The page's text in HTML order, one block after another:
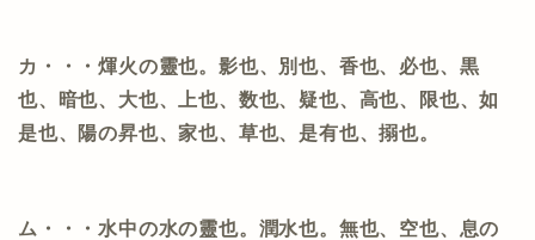
カ・・・煇火の靈也。影也、別也、香也、必也、黒
也、暗也、大也、上也、数也、疑也、高也、限也、如
是也、陽の昇也、家也、草也、是有也、搦也。
ム・・・水中の水の靈也。潤水也。無也、空也、息の